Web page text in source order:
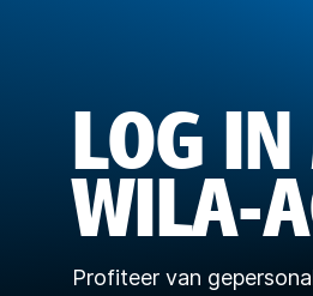
LOG
WILA-
Profiteer van